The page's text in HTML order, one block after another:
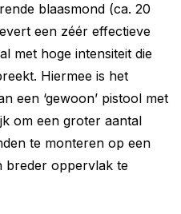
blaasmond (ca. 20
een zéér effectieve
met hoge intensiteit die
Hiermee is het
een ‘gewoon’ pistool met
om een groter aantal
te monteren op een
breder oppervlak te